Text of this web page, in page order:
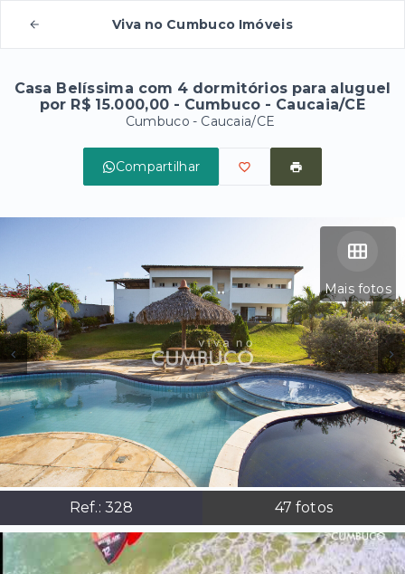
Viva no Cumbuco Imóveis
Casa Belíssima com 4 dormitórios para aluguel
por R$ 15.000,00 - Cumbuco - Caucaia/CE
Cumbuco - Caucaia/CE
Compartilhar
Mais fotos
Ref.: 328 47 fotos